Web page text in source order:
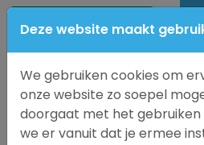
Deze website maakt
We gebruiken cookies om
onze website zo soepel
doorgaat met het gebruiken
we er vanuit dat je ermee